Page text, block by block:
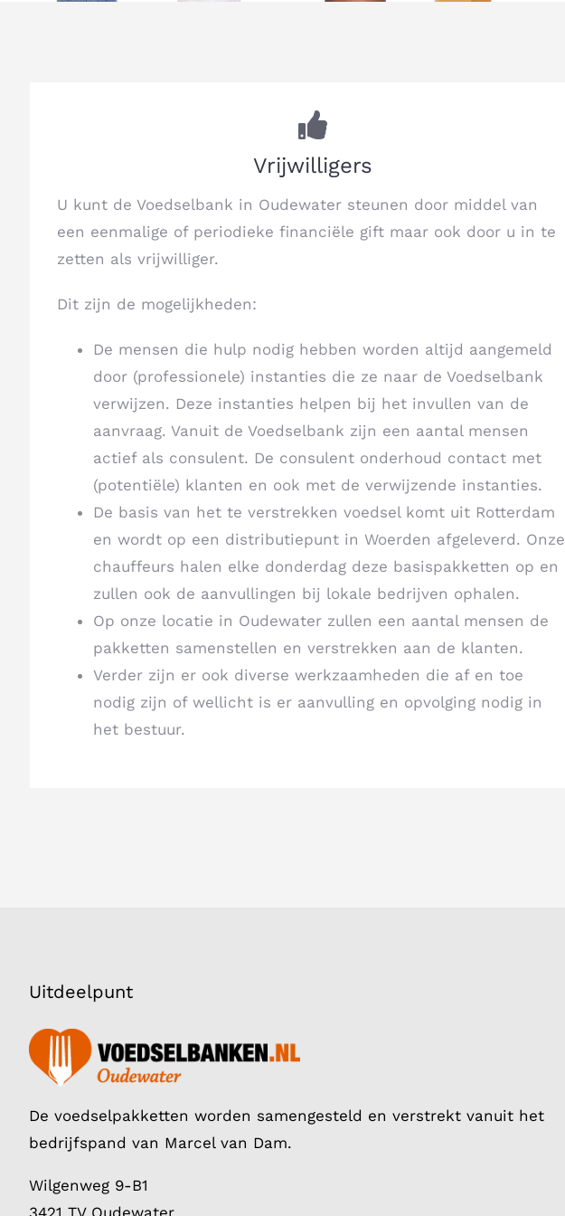
Vrijwilligers
U kunt de Voedselbank in Oudewater steunen door middel van
een eenmalige of periodieke financiële gift maar ook door u in te
zetten als vrijwilliger.
Dit zijn de mogelijkheden:
De mensen die hulp nodig hebben worden altijd aangemeld
door (professionele) instanties die ze naar de Voedselbank
verwijzen. Deze instanties helpen bij het invullen van de
aanvraag. Vanuit de Voedselbank zijn een aantal mensen
actief als consulent. De consulent onderhoud contact met
(potentiële) klanten en ook met de verwijzende instanties.
De basis van het te verstrekken voedsel komt uit Rotterdam
en wordt op een distributiepunt in Woerden afgeleverd. Onze
chauffeurs halen elke donderdag deze basispakketten op en
zullen ook de aanvullingen bij lokale bedrijven ophalen.
Op onze locatie in Oudewater zullen een aantal mensen de
pakketten samenstellen en verstrekken aan de klanten.
Verder zijn er ook diverse werkzaamheden die af en toe
nodig zijn of wellicht is er aanvulling en opvolging nodig in
het bestuur.
Uitdeelpunt
De voedselpakketten worden samengesteld en verstrekt vanuit het
bedrijfspand van Marcel van Dam.
Wilgenweg 9-B1
3421 TV Oudewater